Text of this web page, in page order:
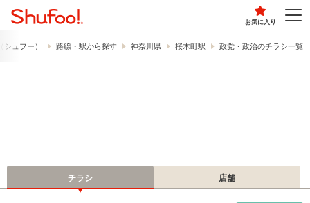
お気に入り
ュフー） 路線・駅から探す 神奈川県 桜木町駅 政党・政治のチラシ一覧
チラシ 店舗